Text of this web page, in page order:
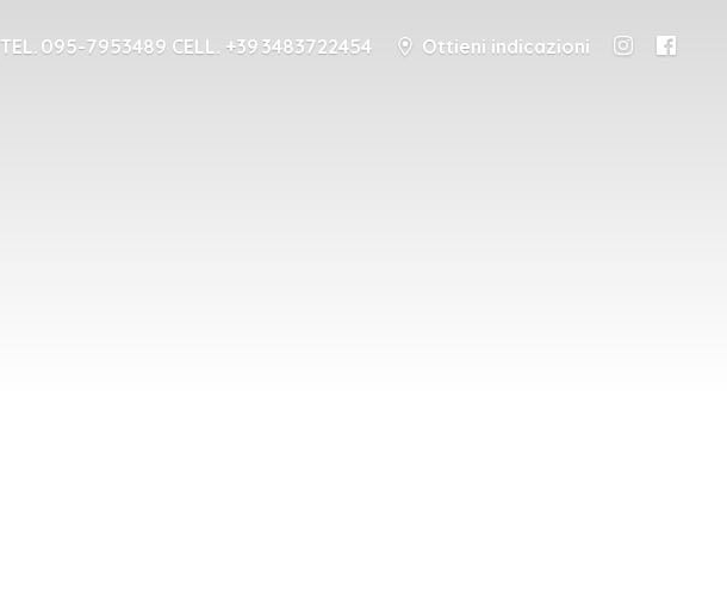
TEL. 095-7953489 CELL. +39 3483722454 Ottieni indicazioni